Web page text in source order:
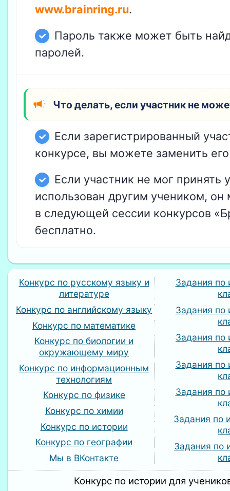
www.brainring.ru.
Пароль также может быть
паролей.
Что делать, если участник не
Если зарегистрированный
конкурсе, вы можете заменить
Если участник не мог принять
использован другим учеником,
в следующей сессии конкурсов
бесплатно.
Конкурс по русскому языку и
литературе
Конкурс по английскому языку
Конкурс по математике
Конкурс по биологии и
окружающему миру
Конкурс по информационным
технологиям
Конкурс по физике
Конкурс по химии
Конкурс по истории
Конкурс по географии
Мы в ВКонтакте
Задания по
Задания по
Задания по
Задания по
Задания по
Задания по
Задания по
Конкурс по истории для